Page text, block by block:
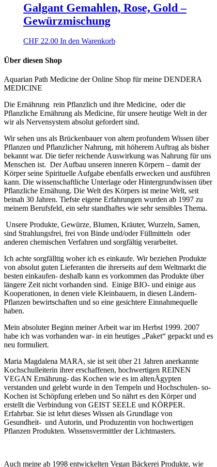
Galgant Gemahlen, Rose, Gold –
Gewürzmischung
CHF 22.00 In den Warenkorb
Über diesen Shop
Aquarian Path Medicine der Online Shop für meine DENDERA
MEDICINE
Die Ernährung rein Pflanzlich und ihre Medicine, oder die
Pflanzliche Ernährung als Medicine, für unsere heutige Welt in der
wir als Nervensystem absolut gefordert sind.
Wir sehen uns als Brückenbauer von altem profundem Wissen über
Pflanzen und Pflanzlicher Nahrung, mit höherem Auftrag als bisher
bekannt war. Die tiefer reichende Auswirkung was Nahrung für uns
Menschen ist. Der Aufbau unseren inneren Körpern – damit der
Körper seine Spirituelle Aufgabe ebenfalls erwecken und ausführen
kann. Die wissenschaftliche Unterlage oder Hintergrundwissen über
Pflanzliche Ernähung. Die Welt des Körpers ist meine Welt, seit
beinah 30 Jahren. Tiefste eigene Erfahrungen wurden ab 1997 zu
meinem Berufsfeld, ein sehr standhaftes wie sehr sensibles Thema.
Unsere Produkte, Gewürze, Blumen, Kräuter, Wurzeln, Samen,
sind Strahlungsfrei, frei von Binde und/oder Füllmitteln oder
anderen chemischen Verfahren und sorgfältig verarbeitet.
Ich achte sorgfälltig woher ich es einkaufe. Wir beziehen Produkte
von absolut guten Lieferanten die ihrerseits auf dem Weltmarkt die
besten einkaufen- deshalb kann es vorkommen das Produkte über
längere Zeit nicht vorhanden sind. Einige BIO- und einige aus
Kooperationen, in denen viele Kleinbauern, in diesen Ländern-
Pflanzen bewirtschaften und so eine gesichtere Einnahmequelle
haben.
Mein absoluter Beginn meiner Arbeit war im Herbst 1999. 2007
habe ich was vorhanden war- in ein heutiges „Paket“ gepackt und es
neu formuliert.
Maria Magdalena MARA, sie ist seit über 21 Jahren anerkannte
Kochschulleiterin ihrer erschaffenen, hochwertigen REINEN
VEGAN Ernährung- das Kochen wie es im altenÄgypten
verstanden und gelebt wurde in den Tempeln und Hochschulen- so-
Kochen ist Schöpfung erleben und So nährt es den Körper und
erstellt die Verbindung von GEIST SEELE und KÖRPER.
Erfahrbar. Sie ist lehrt dieses Wissen als Grundlage von
Gesundheit- und Autorin, und Produzentin von hochwertigen
Pflanzen Produkten. Wissensvermittler der Lichtmasters.
Auch meine ab 1998 entwickelten Vegan Bäckerei Produkte, wie